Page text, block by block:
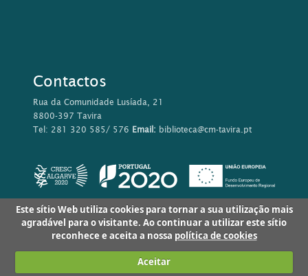
Contactos
Rua da Comunidade Lusíada, 21
8800-397 Tavira
Tel: 281 320 585/ 576 Email: biblioteca@cm-tavira.pt
Este sítio Web utiliza cookies para tornar a sua utilização mais
agradável para o visitante. Ao continuar a utilizar este sítio
reconhece e aceita a nossa política de cookies
Aceitar